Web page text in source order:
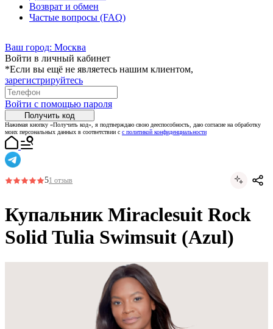
Возврат и обмен
Частые вопросы (FAQ)
Ваш город: Москва
Войти в личный кабинет
*Если вы ещё не являетесь нашим клиентом,
зарегистрируйтесь
Войти с помощью пароля
Получить код
Нажимая кнопку «Получить код», я подтверждаю свою дееспособность, даю согласие на обработку
моих персональных данных в соответствии с с политикой конфиденциальности
51 отзыв
Купальник Miraclesuit Rock
Solid Tulia Swimsuit (Azul)